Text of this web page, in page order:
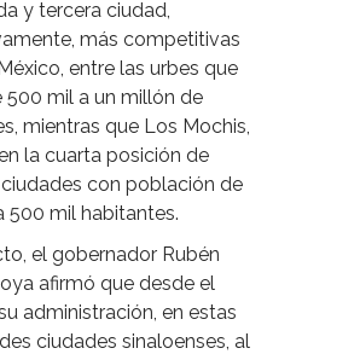
y tercera ciudad,
más competitivas
entre las urbes que
500 mil a un millón de
mientras que Los Mochis,
la cuarta posición de
con población de
500 mil habitantes.
el gobernador Rubén
afirmó que desde el
administración, en estas
ciudades sinaloenses, al